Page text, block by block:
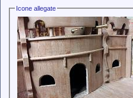
Icone allegate